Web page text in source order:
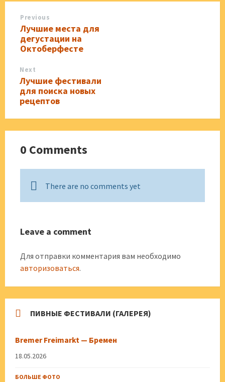
Previous
Лучшие места для
дегустации на
Октоберфесте
Next
Лучшие фестивали
для поиска новых
рецептов
0 Comments
There are no comments yet
Leave a comment
Для отправки комментария вам необходимо
авторизоваться.
ПИВНЫЕ ФЕСТИВАЛИ (ГАЛЕРЕЯ)
Bremer Freimarkt — Бремен
18.05.2026
БОЛЬШЕ ФОТО